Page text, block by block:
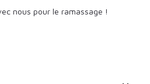
nous pour le ramassage !